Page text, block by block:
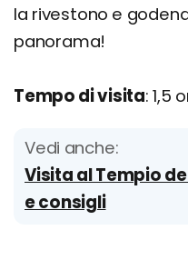
la rivestono e
panorama!
Tempo di visita: 1,5
Vedi anche:
Visita al Tempio
e consigli